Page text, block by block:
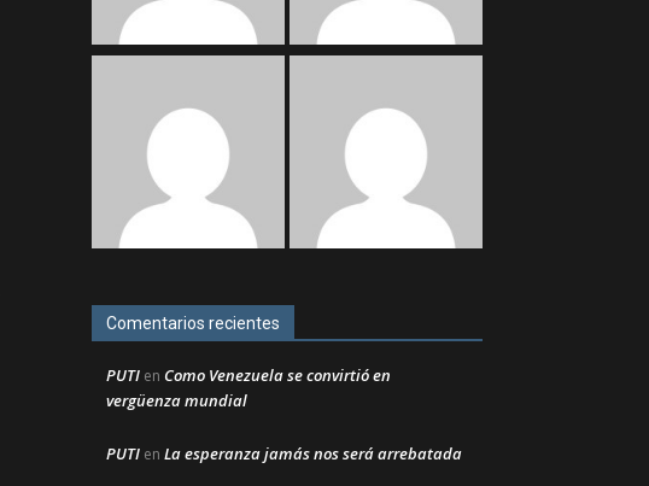
Comentarios recientes
PUTI en Como Venezuela se convirtió en
vergüenza mundial
PUTI en La esperanza jamás nos será arrebatada